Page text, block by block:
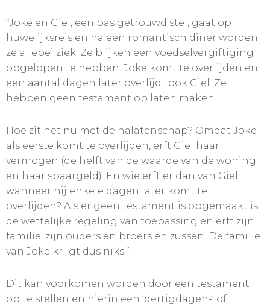
“Joke en Giel, een pas getrouwd stel, gaat op
huwelijksreis en na een romantisch diner worden
ze allebei ziek. Ze blijken een voedselvergiftiging
opgelopen te hebben. Joke komt te overlijden en
een aantal dagen later overlijdt ook Giel. Ze
hebben geen testament op laten maken.
Hoe zit het nu met de nalatenschap? Omdat Joke
als eerste komt te overlijden, erft Giel haar
vermogen (de helft van de waarde van de woning
en haar spaargeld). En wie erft er dan van Giel
wanneer hij enkele dagen later komt te
overlijden? Als er geen testament is opgemaakt is
de wettelijke regeling van toepassing en erft zijn
familie, zijn ouders en broers en zussen. De familie
van Joke krijgt dus niks.”
Dit kan voorkomen worden door een testament
op te stellen en hierin een ‘dertigdagen-‘ of